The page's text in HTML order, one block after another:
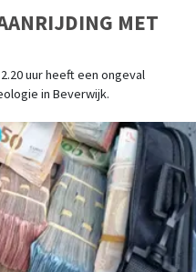
MET
uur heeft een ongeval
in Beverwijk.